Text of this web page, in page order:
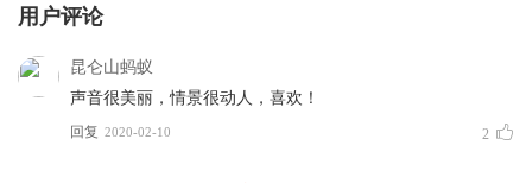
用户评论
昆仑山蚂蚁
声音很美丽，情景很动人，喜欢！
回复 2020-02-10 2